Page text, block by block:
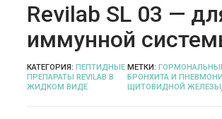
Revilab SL 03 —
иммунной
КАТЕГОРИЯ: ПЕПТИДНЫЕ
ПРЕПАРАТЫ REVILAB В
ЖИДКОМ ВИДЕ
МЕТКИ:
БРОНХИТА И
ЩИТОВИДНОЙ ЖЕЛЕЗЫ